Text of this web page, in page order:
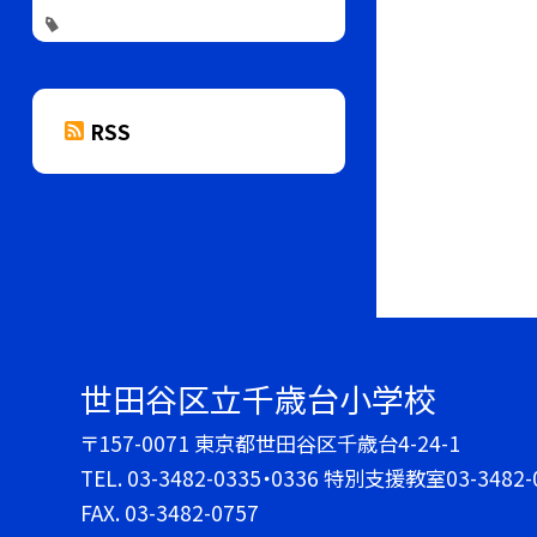
RSS
世田谷区立千歳台小学校
〒157-0071 東京都世田谷区千歳台4-24-1
TEL. 03-3482-0335・0336 特別支援教室03-
FAX. 03-3482-0757